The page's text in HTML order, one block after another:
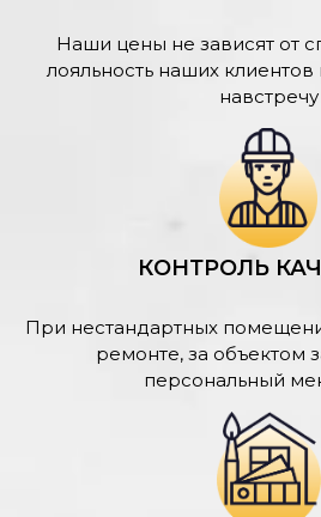
Наши цены не зависят от
лояльность наших
навстречу
КОНТРОЛЬ
При нестандартных
ремонте, за объектом
персональный